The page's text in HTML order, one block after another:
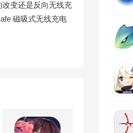
变还是反向无线充
磁吸式无线充电